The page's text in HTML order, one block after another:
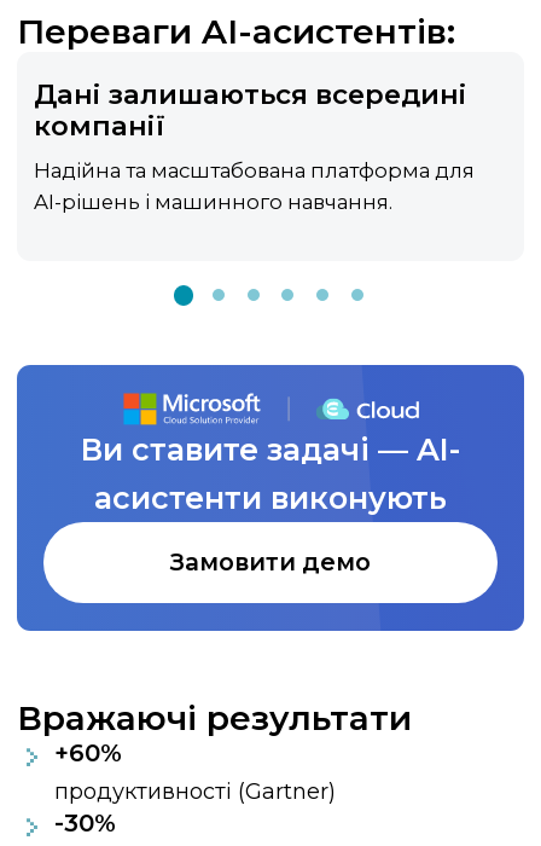
Переваги AI-асистентів:
Дані залишаються всередині
компанії
Надійна та масштабована платформа для
AI-рішень і машинного навчання.
Ви ставите задачі — AI-
асистенти виконують
Замовити демо
Вражаючі результати
+60%
продуктивності (Gartner)
-30%